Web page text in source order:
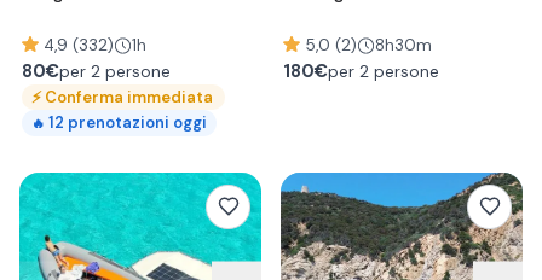
4,9 (332) 1h
80€per 2 persone
⚡Conferma immediata
🔥 12 prenotazioni oggi
5,0 (2) 8h30m
180€per 2 persone